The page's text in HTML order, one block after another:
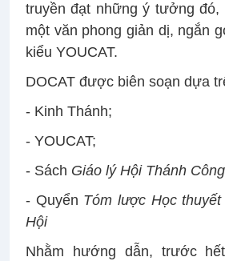
truyền đạt những ý tưởng đó,
một văn phong giản dị, ngắn
kiểu YOUCAT.
DOCAT được biên soạn dựa
- Kinh Thánh;
- YOUCAT;
- Sách Giáo lý Hội Thánh
- Quyển Tóm lược Học
Hội
Nhằm hướng dẫn, trước